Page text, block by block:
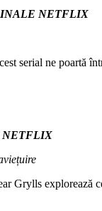
NETFLIX
serial ne poartă
NETFLIX
Grylls